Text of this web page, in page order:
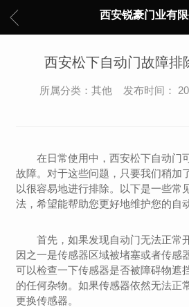
西安锐豪门业有限
西安松下自动门故障排
所属分类：其他 发布时间：
在日常使用中，西安松下自动门
故障。对于这些问题，只要我们稍加
以很容易地进行排除。以下是一些常
法，希望能帮助您更好地维护您的自
首先，如果发现自动门无法正常
因之一是传感器区域被堵塞或者传感
可以检查一下传感器是否被障碍物遮
的任何杂物。如果传感器依然无法正
更换传感器。